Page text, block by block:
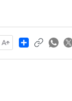
Share